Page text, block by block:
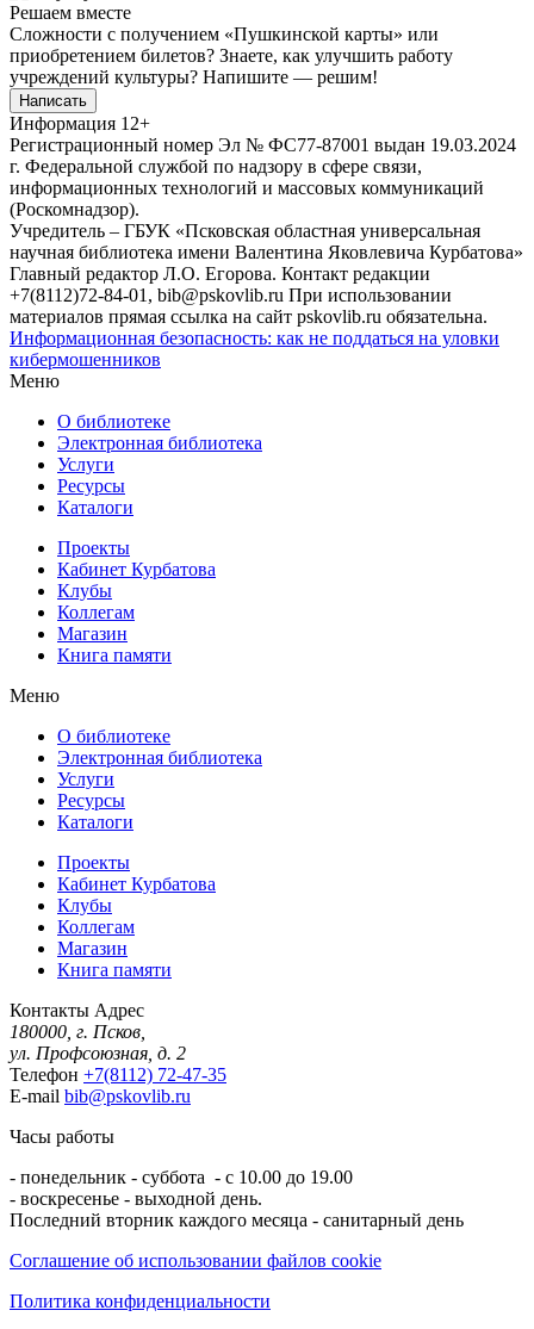
Решаем вместе
Сложности с получением «Пушкинской карты» или
приобретением билетов? Знаете, как улучшить работу
учреждений культуры? Напишите — решим!
Написать
Информация 12+
Регистрационный номер Эл № ФС77-87001 выдан 19.03.2024
г. Федеральной службой по надзору в сфере связи,
информационных технологий и массовых коммуникаций
(Роскомнадзор).
Учредитель – ГБУК «Псковская областная универсальная
научная библиотека имени Валентина Яковлевича Курбатова»
Главный редактор Л.О. Егорова. Контакт редакции
+7(8112)72-84-01, bib@pskovlib.ru При использовании
материалов прямая ссылка на сайт pskovlib.ru обязательна.
Информационная безопасность: как не поддаться на уловки
кибермошенников
Меню
О библиотеке
Электронная библиотека
Услуги
Ресурсы
Каталоги
Проекты
Кабинет Курбатова
Клубы
Коллегам
Магазин
Книга памяти
Меню
О библиотеке
Электронная библиотека
Услуги
Ресурсы
Каталоги
Проекты
Кабинет Курбатова
Клубы
Коллегам
Магазин
Книга памяти
Контакты Адрес
180000, г. Псков,
ул. Профсоюзная, д. 2
Телефон +7(8112) 72-47-35
E-mail bib@pskovlib.ru
Часы работы
- понедельник - суббота - с 10.00 до 19.00
- воскресенье - выходной день.
Последний вторник каждого месяца - санитарный день
Соглашение об использовании файлов cookie
Политика конфиденциальности